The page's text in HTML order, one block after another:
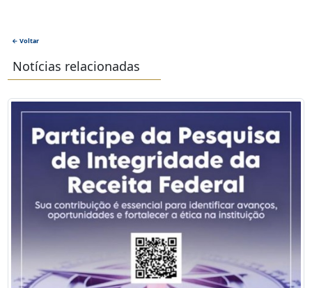
← Voltar
Notícias relacionadas